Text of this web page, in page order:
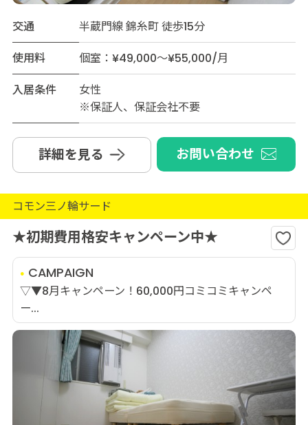
交通
半蔵門線 錦糸町 徒歩15分
使用料
個室：¥49,000～¥55,000/月
入居条件
女性
※保証人、保証会社不要
詳細を見る お問い合わせ
コモン三ノ輪サード
★初期費用格安キャンペーン中★
CAMPAIGN
▽▼8月キャンペーン！60,000円コミコミキャンペ
ー...